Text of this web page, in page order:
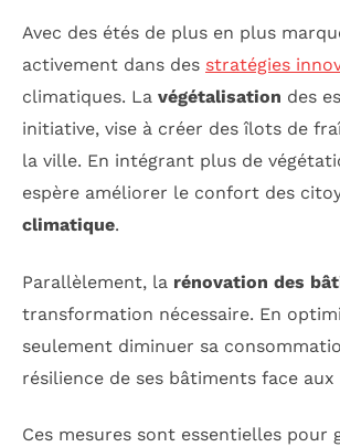
Avec des étés de plus en plus
activement dans des stratégies
climatiques. La végétalisation des
initiative, vise à créer des îlots de
la ville. En intégrant plus de
espère améliorer le confort des
climatique.
Parallèlement, la rénovation des
transformation nécessaire. En
seulement diminuer sa
résilience de ses bâtiments face
Ces mesures sont essentielles